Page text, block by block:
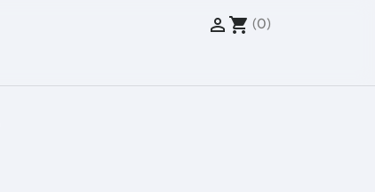
 shopping_cart (0)